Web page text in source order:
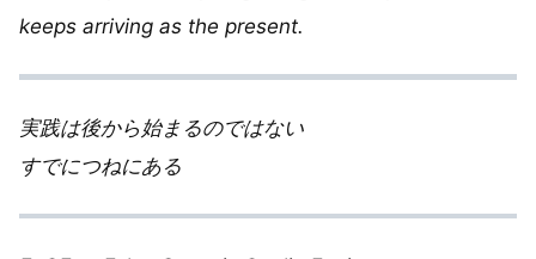
keeps arriving as the present.
実践は後から始まるのではない
すでにつねにある